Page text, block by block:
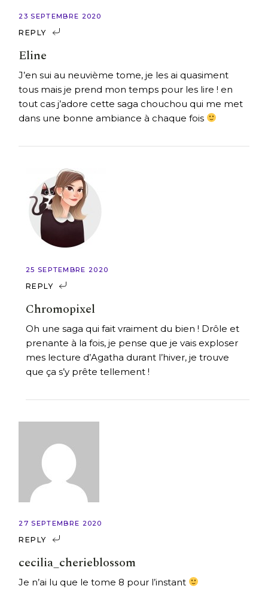
23 SEPTEMBRE 2020
REPLY
Eline
J’en sui au neuvième tome, je les ai quasiment
tous mais je prend mon temps pour les lire ! en
tout cas j’adore cette saga chouchou qui me met
dans une bonne ambiance à chaque fois
25 SEPTEMBRE 2020
REPLY
Chromopixel
Oh une saga qui fait vraiment du bien ! Drôle et
prenante à la fois, je pense que je vais exploser
mes lecture d’Agatha durant l’hiver, je trouve
que ça s’y prête tellement !
27 SEPTEMBRE 2020
REPLY
cecilia_cherieblossom
Je n’ai lu que le tome 8 pour l’instant